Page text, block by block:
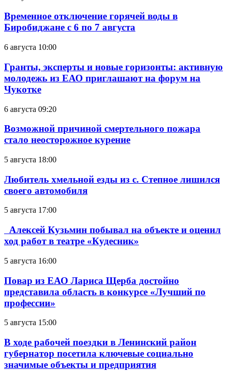
Временное отключение горячей воды в
Биробиджане с 6 по 7 августа
6 августа 10:00
Гранты, эксперты и новые горизонты: активную
молодежь из ЕАО приглашают на форум на
Чукотке
6 августа 09:20
Возможной причиной смертельного пожара
стало неосторожное курение
5 августа 18:00
Любитель хмельной езды из с. Степное лишился
своего автомобиля
5 августа 17:00
Алексей Кузьмин побывал на объекте и оценил
ход работ в театре «Кудесник»
5 августа 16:00
Повар из ЕАО Лариса Щерба достойно
представила область в конкурсе «Лучший по
профессии»
5 августа 15:00
В ходе рабочей поездки в Ленинский район
губернатор посетила ключевые социально
значимые объекты и предприятия